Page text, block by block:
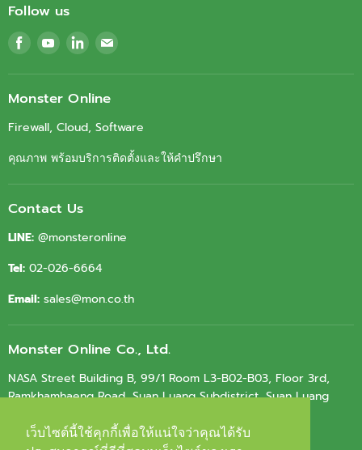
เว็บไซต์นี้ใช้คุกกี้เพื่อให้แน่ใจว่าคุณได้รับ
เว็บไซต์นี้ใช้คุกกี้เพื่อให้แน่ใจว่าคุณได้รับ
Follow us
Find
us
on
Facebook
Find
us
on
Youtube
Find
us
on
LinkedIn
Find
on
Monster Online
Firewall, Cloud, Software
คุณภาพ พร้อมบริการติดตั้งและให้คำปรึกษา
Contact Us
LINE: @monsteronline
Tel: 02-026-6664
Email: sales@mon.co.th
Monster Online Co., Ltd.
NASA Street Building B, 99/1 Room L3-B02-B03, Floor 3rd,
Ramkhamhaeng Road, Suan Luang Subdistrict, Suan Luang
Tax ID.
0105564010603